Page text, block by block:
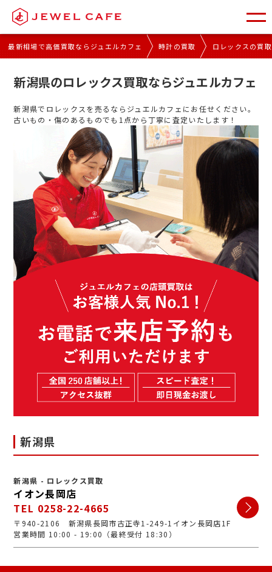
最新相場で高価買取ならジュエルカフェ 時計の買取 ロレックスの買取
新潟県のロレックス買取ならジュエルカフェ
新潟県でロレックスを売るならジュエルカフェにお任せください。
古いもの・傷のあるものでも1点から丁寧に査定いたします！
新潟県
新潟県 - ロレックス買取
イオン長岡店
TEL 0258-22-4665
〒940-2106 新潟県長岡市古正寺1-249-1イオン長岡店1F
営業時間 10:00 - 19:00（最終受付 18:30）